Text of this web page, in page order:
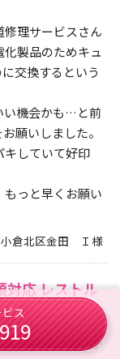
修理サービスさん
製品のためキュ
交換するという
い機会かも…と前
願いしました。
キしていて好印
っと早くお願い
小倉北区金田 Ｉ様
対応 レストル
貝津町
ながらも、床が
ス